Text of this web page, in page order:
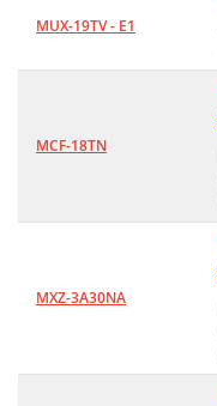
MUX-19TV - E1
MCF-18TN
MXZ-3A30NA